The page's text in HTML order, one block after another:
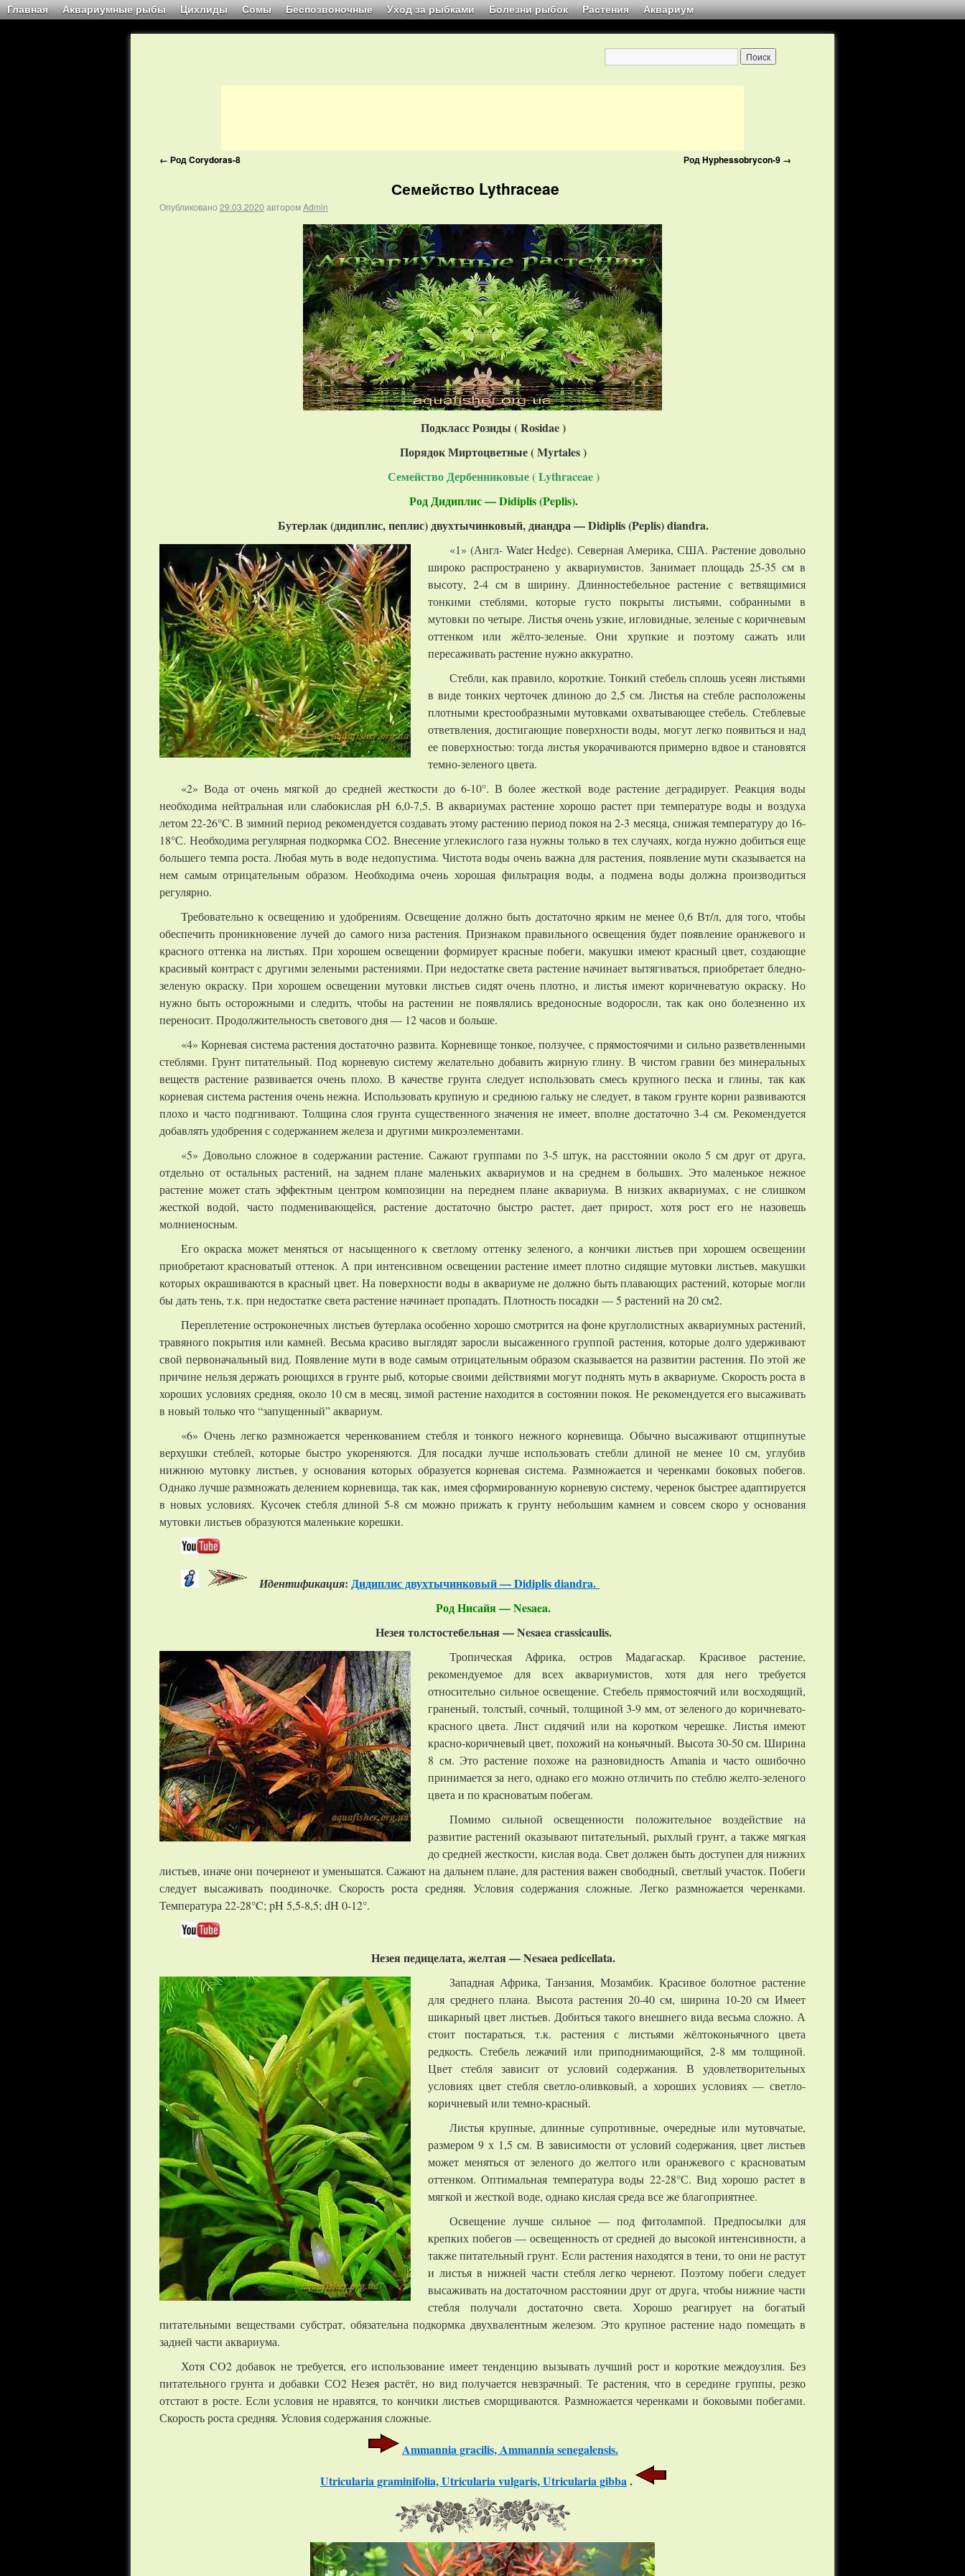
Главная Аквариумные рыбы Цихлиды Сомы Беспозвоночные Уход за рыбками Болезни рыбок Растения Аквариум
← Род Corydoras-8 Род Hyphessobrycon-9 →
Семейство Lythraceae
Опубликовано 29.03.2020 авторомAdmin
Подкласс Розиды (Rosidae)
Порядок Миртоцветные ( Myrtales )
Семейство Дербенниковые ( Lythraceae )
Род Дидиплис — Didiplis (Peplis).
Бутерлак (дидиплис, пеплис) двухтычинковый, диандра — Didiplis (Peplis) diandra.
«1» (Англ- Water Hedge). Северная Америка, США. Растение довольно
широко распространено у аквариумистов. Занимает площадь 25-35 см в
высоту, 2-4 см в ширину. Длинностебельное растение с ветвящимися
тонкими стеблями, которые густо покрыты листьями, собранными в
мутовки по четыре. Листья очень узкие, игловидные, зеленые с коричневым
оттенком или жёлто-зеленые. Они хрупкие и поэтому сажать или
пересаживать растение нужно аккуратно.
Стебли, как правило, короткие. Тонкий стебель сплошь усеян листьями
в виде тонких черточек длиною до 2,5 см. Листья на стебле расположены
плотными крестообразными мутовками охватывающее стебель. Стеблевые
ответвления, достигающие поверхности воды, могут легко появиться и над
ее поверхностью: тогда листья укорачиваются примерно вдвое и становятся
темно-зеленого цвета.
«2» Вода от очень мягкой до средней жесткости до 6-10°. В более жесткой воде растение деградирует. Реакция воды
необходима нейтральная или слабокислая рН 6,0-7,5. В аквариумах растение хорошо растет при температуре воды и воздуха
летом 22-26°C. В зимний период рекомендуется создавать этому растению период покоя на 2-3 месяца, снижая температуру до 16-
18°С. Необходима регулярная подкормка СО2. Внесение углекислого газа нужны только в тех случаях, когда нужно добиться еще
большего темпа роста. Любая муть в воде недопустима. Чистота воды очень важна для растения, появление мути сказывается на
нем самым отрицательным образом. Необходима очень хорошая фильтрация воды, а подмена воды должна производиться
регулярно.
Требовательно к освещению и удобрениям. Освещение должно быть достаточно ярким не менее 0,6 Вт/л, для того, чтобы
обеспечить проникновение лучей до самого низа растения. Признаком правильного освещения будет появление оранжевого и
красного оттенка на листьях. При хорошем освещении формирует красные побеги, макушки имеют красный цвет, создающие
красивый контраст с другими зелеными растениями. При недостатке света растение начинает вытягиваться, приобретает бледно-
зеленую окраску. При хорошем освещении мутовки листьев сидят очень плотно, и листья имеют коричневатую окраску. Но
нужно быть осторожными и следить, чтобы на растении не появлялись вредоносные водоросли, так как оно болезненно их
переносит. Продолжительность светового дня — 12 часов и больше.
«4» Корневая система растения достаточно развита. Корневище тонкое, ползучее, с прямостоячими и сильно разветвленными
стеблями. Грунт питательный. Под корневую систему желательно добавить жирную глину. В чистом гравии без минеральных
веществ растение развивается очень плохо. В качестве грунта следует использовать смесь крупного песка и глины, так как
корневая система растения очень нежна. Использовать крупную и среднюю гальку не следует, в таком грунте корни развиваются
плохо и часто подгнивают. Толщина слоя грунта существенного значения не имеет, вполне достаточно 3-4 см. Рекомендуется
добавлять удобрения с содержанием железа и другими микроэлементами.
«5» Довольно сложное в содержании растение. Сажают группами по 3-5 штук, на расстоянии около 5 см друг от друга,
отдельно от остальных растений, на заднем плане маленьких аквариумов и на среднем в больших. Это маленькое нежное
растение может стать эффектным центром композиции на переднем плане аквариума. В низких аквариумах, с не слишком
жесткой водой, часто подменивающейся, растение достаточно быстро растет, дает прирост, хотя рост его не назовешь
молниеносным.
Его окраска может меняться от насыщенного к светлому оттенку зеленого, а кончики листьев при хорошем освещении
приобретают красноватый оттенок. А при интенсивном освещении растение имеет плотно сидящие мутовки листьев, макушки
которых окрашиваются в красный цвет. На поверхности воды в аквариуме не должно быть плавающих растений, которые могли
бы дать тень, т.к. при недостатке света растение начинает пропадать. Плотность посадки — 5 растений на 20 см2.
Переплетение остроконечных листьев бутерлака особенно хорошо смотрится на фоне круглолистных аквариумных растений,
травяного покрытия или камней. Весьма красиво выглядят заросли высаженного группой растения, которые долго удерживают
свой первоначальный вид. Появление мути в воде самым отрицательным образом сказывается на развитии растения. По этой же
причине нельзя держать роющихся в грунте рыб, которые своими действиями могут поднять муть в аквариуме. Скорость роста в
хороших условиях средняя, около 10 см в месяц, зимой растение находится в состоянии покоя. Не рекомендуется его высаживать
в новый только что “запущенный” аквариум.
«6» Очень легко размножается черенкованием стебля и тонкого нежного корневища. Обычно высаживают отщипнутые
верхушки стеблей, которые быстро укореняются. Для посадки лучше использовать стебли длиной не менее 10 см, углубив
нижнюю мутовку листьев, у основания которых образуется корневая система. Размножается и черенками боковых побегов.
Однако лучше размножать делением корневища, так как, имея сформированную корневую систему, черенок быстрее адаптируется
в новых условиях. Кусочек стебля длиной 5-8 см можно прижать к грунту небольшим камнем и совсем скоро у основания
мутовки листьев образуются маленькие корешки.
Идентификация: Дидиплис двухтычинковый — Didiplis diandra.
Род Нисайя — Nesaea.
Незея толстостебельная — Nesaea crassicaulis.
Тропическая Африка, остров Мадагаскар. Красивое растение,
рекомендуемое для всех аквариумистов, хотя для него требуется
относительно сильное освещение. Стебель прямостоячий или восходящий,
граненый, толстый, сочный, толщиной 3-9 мм, от зеленого до коричневато-
красного цвета. Лист сидячий или на коротком черешке. Листья имеют
красно-коричневый цвет, похожий на коньячный. Высота 30-50 см. Ширина
8 см. Это растение похоже на разновидность Amania и часто ошибочно
принимается за него, однако его можно отличить по стеблю желто-зеленого
цвета и по красноватым побегам.
Помимо сильной освещенности положительное воздействие на
развитие растений оказывают питательный, рыхлый грунт, а также мягкая
до средней жесткости, кислая вода. Свет должен быть доступен для нижних
листьев, иначе они почернеют и уменьшатся. Сажают на дальнем плане, для растения важен свободный, светлый участок. Побеги
следует высаживать поодиночке. Скорость роста средняя. Условия содержания сложные. Легко размножается черенками.
Температура 22-28°C; pH 5,5-8,5; dH 0-12°.
Незея педицелата, желтая — Nesaea pedicellata.
Западная Африка, Танзания, Мозамбик. Красивое болотное растение
для среднего плана. Высота растения 20-40 см, ширина 10-20 см Имеет
шикарный цвет листьев. Добиться такого внешнего вида весьма сложно. А
стоит постараться, т.к. растения с листьями жёлтоконьячного цвета
редкость. Стебель лежачий или приподнимающийся, 2-8 мм толщиной.
Цвет стебля зависит от условий содержания. В удовлетворительных
условиях цвет стебля светло-оливковый, а хороших условиях — светло-
коричневый или темно-красный.
Листья крупные, длинные супротивные, очередные или мутовчатые,
размером 9 х 1,5 см. В зависимости от условий содержания, цвет листьев
может меняться от зеленого до желтого или оранжевого с красноватым
оттенком. Оптимальная температура воды 22-28°С. Вид хорошо растет в
мягкой и жесткой воде, однако кислая среда все же благоприятнее.
Освещение лучше сильное — под фитолампой. Предпосылки для
крепких побегов — освещенность от средней до высокой интенсивности, а
также питательный грунт. Если растения находятся в тени, то они не растут
и листья в нижней части стебля легко чернеют. Поэтому побеги следует
высаживать на достаточном расстоянии друг от друга, чтобы нижние части
стебля получали достаточно света. Хорошо реагирует на богатый
питательными веществами субстрат, обязательна подкормка двухвалентным железом. Это крупное растение надо помещать в
задней части аквариума.
Хотя CO2 добавок не требуется, его использование имеет тенденцию вызывать лучший рост и короткие междоузлия. Без
питательного грунта и добавки СО2 Незея растёт, но вид получается невзрачный. Те растения, что в середине группы, резко
отстают в росте. Если условия не нравятся, то кончики листьев сморщиваются. Размножается черенками и боковыми побегами.
Скорость роста средняя. Условия содержания сложные.
Ammannia gracilis, Ammannia senegalensis.
Utricularia graminifolia, Utricularia vulgaris, Utricularia gibba.